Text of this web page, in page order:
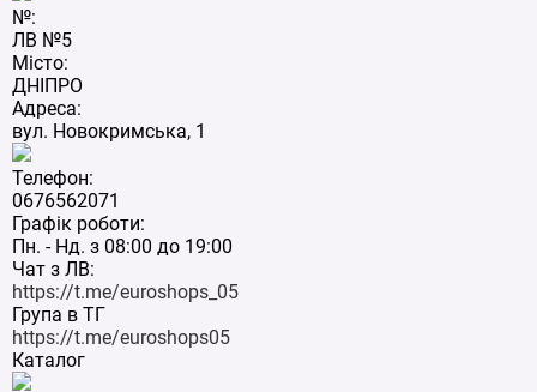
№:
ЛВ №5
Місто:
ДНІПРО
Адреса:
вул. Новокримська, 1
Телефон:
0676562071
Графік роботи:
Пн. - Нд. з 08:00 до 19:00
Чат з ЛВ:
https://t.me/euroshops_05
Група в ТГ
https://t.me/euroshops05
Каталог